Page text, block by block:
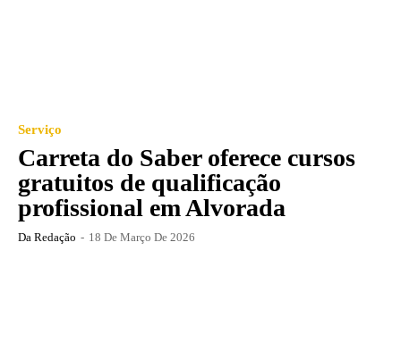
Serviço
Carreta do Saber oferece cursos
gratuitos de qualificação
profissional em Alvorada
Da Redação - 18 De Março De 2026